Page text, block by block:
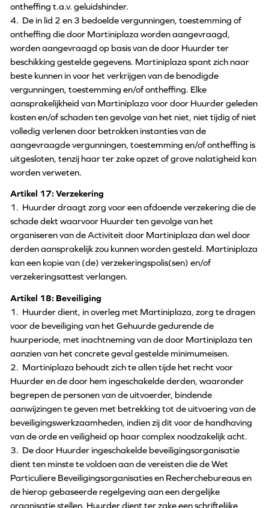
ontheffing t.a.v. geluidshinder.
4. De in lid 2 en 3 bedoelde vergunningen, toestemming of
ontheffing die door Martiniplaza worden aangevraagd,
worden aangevraagd op basis van de door Huurder ter
beschikking gestelde gegevens. Martiniplaza spant zich naar
beste kunnen in voor het verkrijgen van de benodigde
vergunningen, toestemming en/of ontheffing. Elke
aansprakelijkheid van Martiniplaza voor door Huurder geleden
kosten en/of schaden ten gevolge van het niet, niet tijdig of niet
volledig verlenen door betrokken instanties van de
aangevraagde vergunningen, toestemming en/of ontheffing is
uitgesloten, tenzij haar ter zake opzet of grove nalatigheid kan
worden verweten.
Artikel 17: Verzekering
1. Huurder draagt zorg voor een afdoende verzekering die de
schade dekt waarvoor Huurder ten gevolge van het
organiseren van de Activiteit door Martiniplaza dan wel door
derden aansprakelijk zou kunnen worden gesteld. Martiniplaza
kan een kopie van (de) verzekeringspolis(sen) en/of
verzekeringsattest verlangen.
Artikel 18: Beveiliging
1. Huurder dient, in overleg met Martiniplaza, zorg te dragen
voor de beveiliging van het Gehuurde gedurende de
huurperiode, met inachtneming van de door Martiniplaza ten
aanzien van het concrete geval gestelde minimumeisen.
2. Martiniplaza behoudt zich te allen tijde het recht voor
Huurder en de door hem ingeschakelde derden, waaronder
begrepen de personen van de uitvoerder, bindende
aanwijzingen te geven met betrekking tot de uitvoering van de
beveiligingswerkzaamheden, indien zij dit voor de handhaving
van de orde en veiligheid op haar complex noodzakelijk acht.
3. De door Huurder ingeschakelde beveiligingsorganisatie
dient ten minste te voldoen aan de vereisten die de Wet
Particuliere Beveiligingsorganisaties en Recherchebureaus en
de hierop gebaseerde regelgeving aan een dergelijke
organisatie stellen. Huurder dient ter zake een schriftelijke